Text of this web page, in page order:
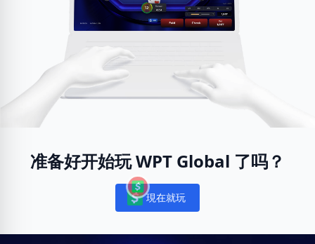
准备好开始玩 WPT Global 了吗？
Notifications
現在就玩